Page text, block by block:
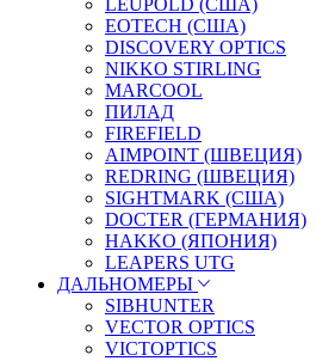
LEUPOLD (США)
EOTECH (США)
DISCOVERY OPTICS
NIKKO STIRLING
MARCOOL
ПИЛАД
FIREFIELD
AIMPOINT (ШВЕЦИЯ)
REDRING (ШВЕЦИЯ)
SIGHTMARK (США)
DOCTER (ГЕРМАНИЯ)
HAKKO (ЯПОНИЯ)
LEAPERS UTG
ДАЛЬНОМЕРЫ
SIBHUNTER
VECTOR OPTICS
VICTOPTICS